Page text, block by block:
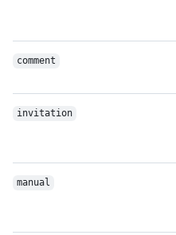
comment
invitation
manual